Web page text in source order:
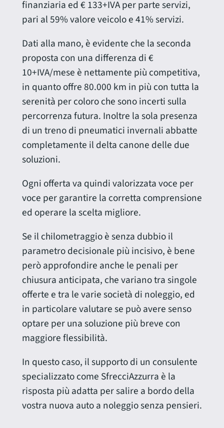
finanziaria ed € 133+IVA per parte servizi,
pari al 59% valore veicolo e 41% servizi.
Dati alla mano, è evidente che la seconda
proposta con una differenza di €
10+IVA/mese è nettamente più competitiva,
in quanto offre 80.000 km in più con tutta la
serenità per coloro che sono incerti sulla
percorrenza futura. Inoltre la sola presenza
di un treno di pneumatici invernali abbatte
completamente il delta canone delle due
soluzioni.
Ogni offerta va quindi valorizzata voce per
voce per garantire la corretta comprensione
ed operare la scelta migliore.
Se il chilometraggio è senza dubbio il
parametro decisionale più incisivo, è bene
però approfondire anche le penali per
chiusura anticipata, che variano tra singole
offerte e tra le varie società di noleggio, ed
in particolare valutare se può avere senso
optare per una soluzione più breve con
maggiore flessibilità.
In questo caso, il supporto di un consulente
specializzato come SfrecciAzzurra è la
risposta più adatta per salire a bordo della
vostra nuova auto a noleggio senza pensieri.